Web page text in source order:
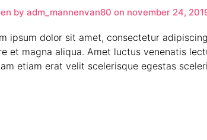
by adm_mannenvan80 on november 24,
ipsum dolor sit amet, consectetur
et magna aliqua. Amet luctus venenatis
etiam erat velit scelerisque egestas